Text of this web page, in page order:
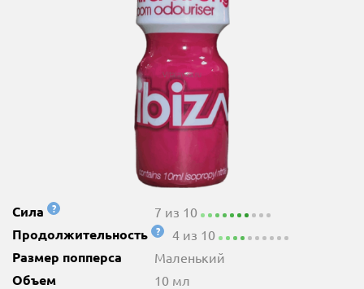
Сила ? 7 из 10
Продолжительность ? 4 из 10
Размер попперса Маленький
Объем 10 мл